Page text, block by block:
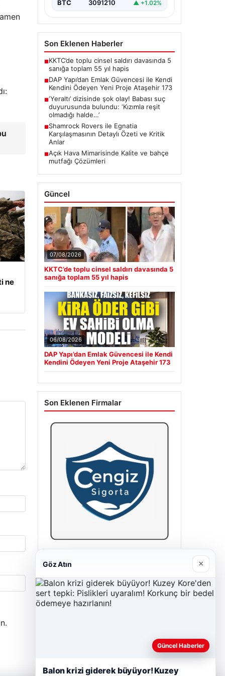
ne
BTC 3091210 ▲ +1.02%
Son Eklenen Haberler
■KKTC’de toplu cinsel saldırı davasında 5
sanığa toplam 55 yıl hapis
■DAP Yapı’dan Emlak Güvencesi ile Kendi
Kendini Ödeyen Yeni Proje Ataşehir 173
■‘Yeraltı’ dizisinde şok olay! Babası suç
duyurusunda bulundu: ‘Kızımla reşit
olmadığı halde…’
■Shamrock Rovers ile Egnatia
Karşılaşmasının Detaylı Özeti ve Kritik
Anlar
■Açık Hava Mimarisinde Kalite ve bahçe
mutfağı Çözümleri
Güncel
07/08/2026
KKTC’de toplu cinsel saldırı davasında 5
sanığa toplam 55 yıl hapis
06/08/2026
DAP Yapı’dan Emlak Güvencesi ile Kendi
Kendini Ödeyen Yeni Proje Ataşehir 173
Son Eklenen Firmalar
23/06/2026
Göz Atın ×
Güncel Haberler
Balon krizi giderek büyüyor! Kuzey